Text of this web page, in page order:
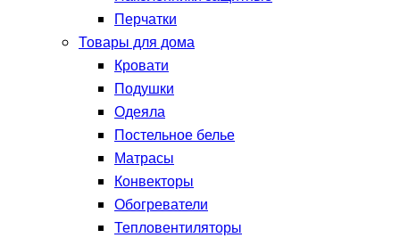
Перчатки
Товары для дома
Кровати
Подушки
Одеяла
Постельное белье
Матрасы
Конвекторы
Обогреватели
Тепловентиляторы